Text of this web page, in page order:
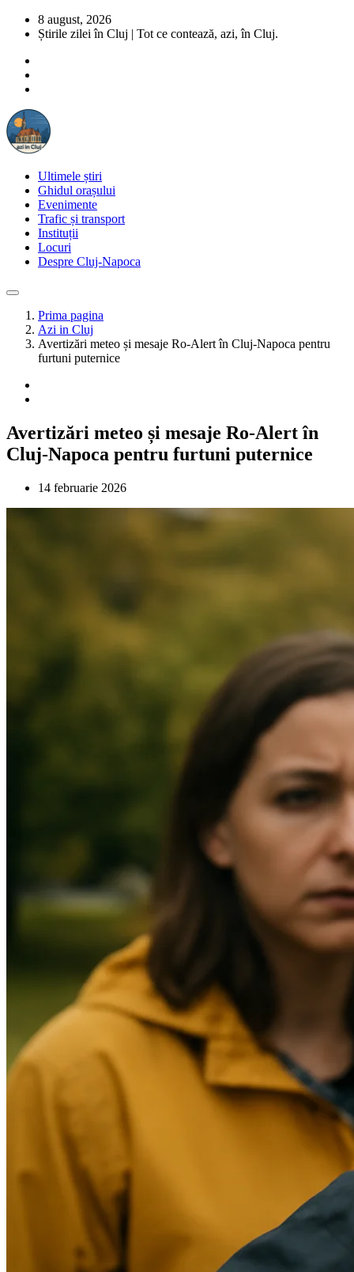
8 august, 2026
Știrile zilei în Cluj | Tot ce contează, azi, în Cluj.
Ultimele știri
Ghidul orașului
Evenimente
Trafic și transport
Instituții
Locuri
Despre Cluj-Napoca
Prima pagina
Azi in Cluj
Avertizări meteo și mesaje Ro-Alert în Cluj-Napoca pentru
furtuni puternice
Avertizări meteo și mesaje Ro-Alert în
Cluj-Napoca pentru furtuni puternice
14 februarie 2026